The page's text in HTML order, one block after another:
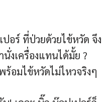
อร์ ที่ป่วยด้วยไข้หวัด จึง
นั่งเครื่องแทนได้มั้ย ?
ร้อมไข้หวัดไม่ไหวจริงๆ